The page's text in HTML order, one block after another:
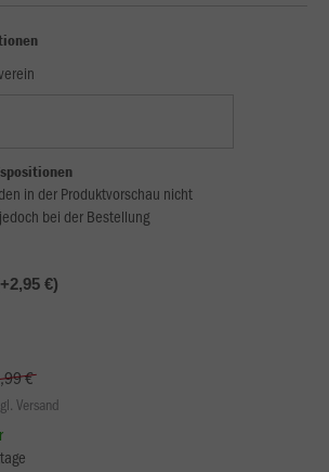
in der Produktvorschau nicht
bei der Bestellung
€)
€
Versand